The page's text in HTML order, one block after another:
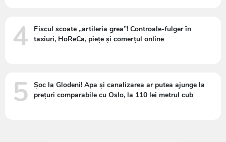
4
Fiscul scoate „artileria grea”! Controale-fulger în
taxiuri, HoReCa, piețe și comerțul online
5
Șoc la Glodeni! Apa și canalizarea ar putea ajunge la
prețuri comparabile cu Oslo, la 110 lei metrul cub